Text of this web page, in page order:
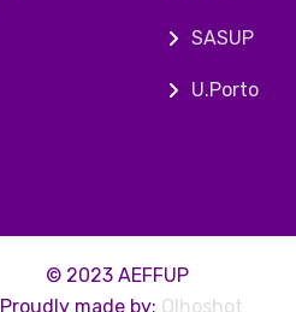
SASUP
U.Porto
© 2023 AEFFUP
Proudly made by: Olhoshot